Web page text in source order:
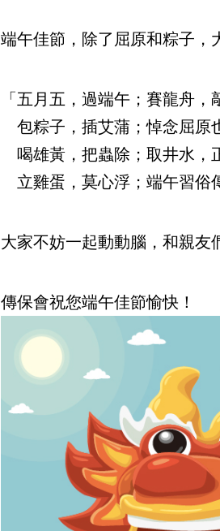
端午佳節，除了屈原和粽子，
「五月五，過端午；賽龍舟，
包粽子，插艾蒲；悼念屈原
喝雄黃，把蟲除；取井水，
立雞蛋，莫心浮；端午習俗
大家不妨一起動動腦，和親友
傳保會祝您端午佳節愉快！